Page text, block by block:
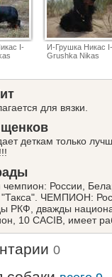
I-
И-Грушка Никас I-
Grushka Nikas
для вязки.
деткам только
России,
"Такса". ЧЕМПИОН:
РКФ, дважды
10 САСIB, имеет
0